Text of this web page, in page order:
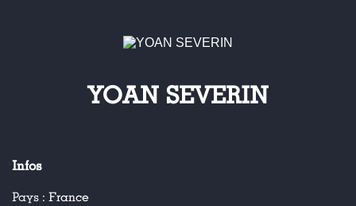
YOAN SEVERIN
Infos
Pays : France